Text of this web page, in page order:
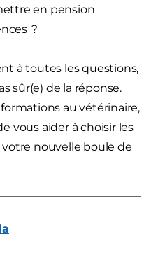
en pension
?
à toutes les questions,
sûr(e) de la réponse.
au vétérinaire,
vous aider à choisir les
nouvelle boule de